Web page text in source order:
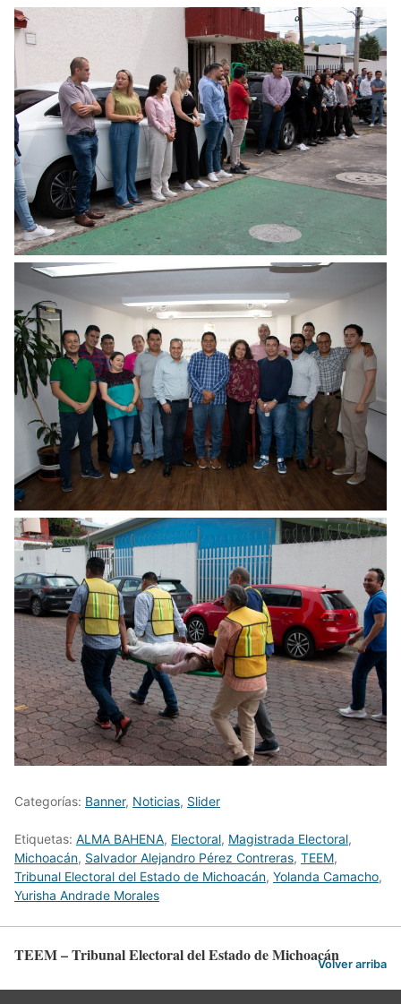
Categorías: Banner, Noticias, Slider
Etiquetas: ALMA BAHENA, Electoral, Magistrada Electoral,
Michoacán, Salvador Alejandro Pérez Contreras, TEEM,
Tribunal Electoral del Estado de Michoacán, Yolanda Camacho,
Yurisha Andrade Morales
TEEM – Tribunal Electoral del Estado de MichoacánVolver arriba